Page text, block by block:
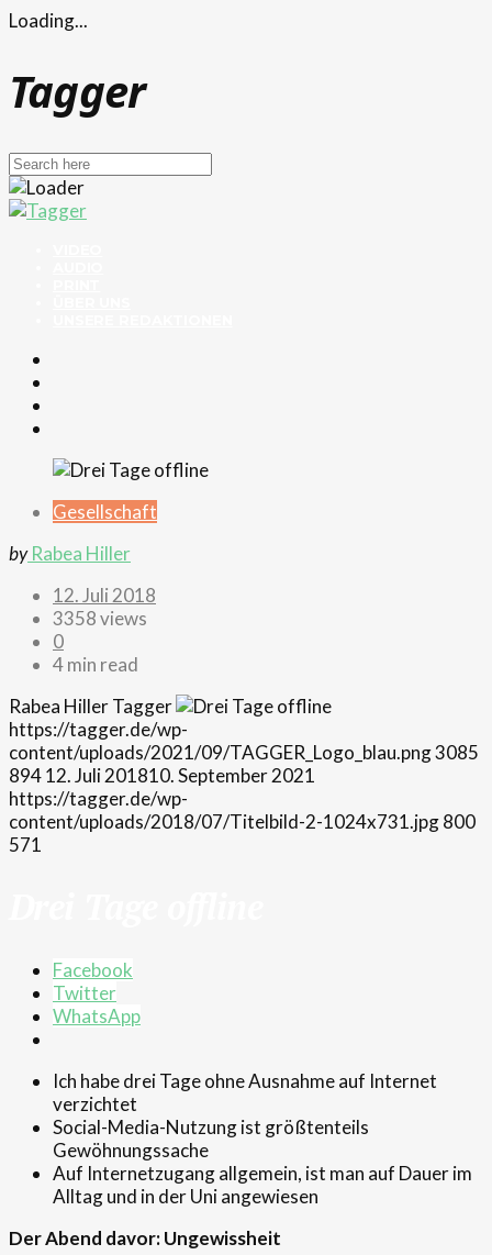
Loading...
Tagger
Gesellschaft
by Rabea Hiller
12. Juli 2018
3358 views
0
4 min read
Rabea HillerTagger
https://tagger.de/wp-
content/uploads/2021/09/TAGGER_Logo_blau.png3085
89412. Juli 201810. September 2021
https://tagger.de/wp-
content/uploads/2018/07/Titelbild-2-1024x731.jpg800
571
Facebook
Twitter
WhatsApp
Ich habe drei Tage ohne Ausnahme auf Internet
verzichtet
Social-Media-Nutzung ist größtenteils
Gewöhnungssache
Auf Internetzugang allgemein, ist man auf Dauer im
Alltag und in der Uni angewiesen
Der Abend davor: Ungewissheit